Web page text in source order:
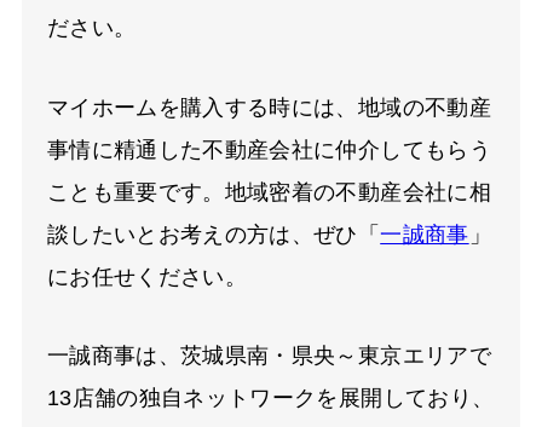
ださい。
マイホームを購入する時には、地域の不動産
事情に精通した不動産会社に仲介してもらう
ことも重要です。地域密着の不動産会社に相
談したいとお考えの方は、ぜひ「一誠商事 」
にお任せください。
一誠商事は、茨城県南・県央～東京エリアで
13店舗の独自ネットワークを展開しており、